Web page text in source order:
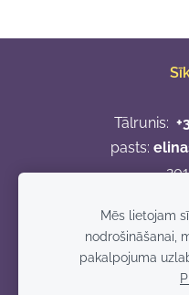
Tālrunis:
pasts:
Mēs lietojam
nodrošināšanai,
pakalpojuma